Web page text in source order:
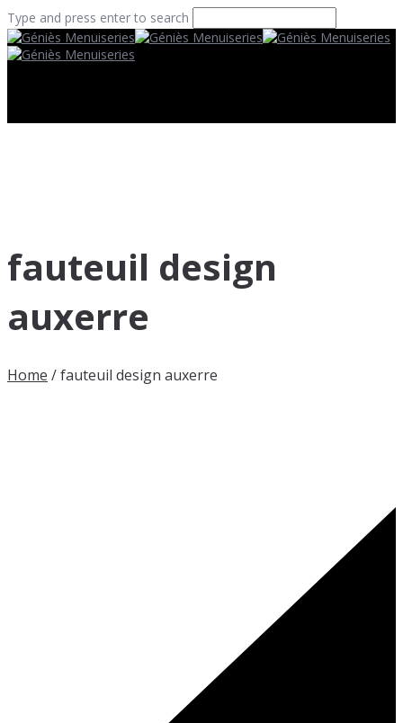
Type and press enter to search
fauteuil design
auxerre
Home /fauteuil design auxerre